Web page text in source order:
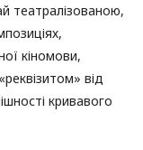
театралізованою,
кіномови,
від
кривавого